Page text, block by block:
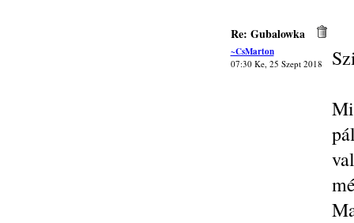
Re: Gubalowka
~CsMarton
07:30 Ke, 25 Szept 2018